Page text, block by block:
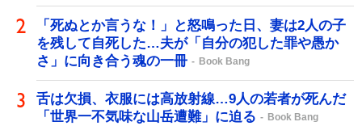
「死ぬとか言うな！」と怒鳴った日、妻は2人の子
を残して自死した…夫が「自分の犯した罪や愚か
さ」に向き合う魂の一冊
Book Bang
舌は欠損、衣服には高放射線…9人の若者が死んだ
「世界一不気味な山岳遭難」に迫る
Book Bang